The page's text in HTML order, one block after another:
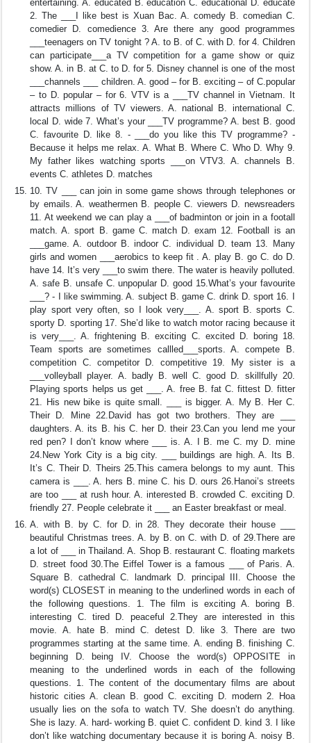
entertaining. A. educated B. education C. educational D. educate
2. The ___I like best is Xuan Bac. A. comedy B. comedian C.
comedier D. comedience 3. Are there any good programmes
___teenagers on TV tonight ? A. to B. of C. with D. for 4. Children
can participate___a TV competition for a game show or quiz
show. A. in B. at C. to D. for 5. Disney channel is one of the most
___channels ___ children. A. good – for B. exciting – of C.popular
– to D. popular – for 6. VTV is a ___TV channel in Vietnam. It
attracts millions of TV viewers. A. national B. international C.
local D. wide 7. What’s your ___TV programme? A. best B. good
C. favourite D. like 8. - ___do you like this TV programme? -
Because it helps me relax. A. What B. Where C. Who D. Why 9.
My father likes watching sports ___on VTV3. A. channels B.
events C. athletes D. matches
10. TV ___ can join in some game shows through telephones or
by emails. A. weathermen B. people C. viewers D. newsreaders
11. At weekend we can play a ___of badminton or join in a footall
match. A. sport B. game C. match D. exam 12. Football is an
___game. A. outdoor B. indoor C. individual D. team 13. Many
girls and women ___aerobics to keep fit . A. play B. go C. do D.
have 14. It’s very ___to swim there. The water is heavily polluted.
A. safe B. unsafe C. unpopular D. good 15.What’s your favourite
___? - I like swimming. A. subject B. game C. drink D. sport 16. I
play sport very often, so I look very___. A. sport B. sports C.
sporty D. sporting 17. She’d like to watch motor racing because it
is very___. A. frightening B. exciting C. excited D. boring 18.
Team sports are sometimes callled___sports. A. compete B.
competition C. competitor D. competitive 19. My sister is a
___volleyball player. A. badly B. well C. good D. skillfully 20.
Playing sports helps us get ___. A. free B. fat C. fittest D. fitter
21. His new bike is quite small. ___ is bigger. A. My B. Her C.
Their D. Mine 22.David has got two brothers. They are ___
daughters. A. its B. his C. her D. their 23.Can you lend me your
red pen? I don’t know where ___ is. A. I B. me C. my D. mine
24.New York City is a big city. ___ buildings are high. A. Its B.
It’s C. Their D. Theirs 25.This camera belongs to my aunt. This
camera is ___. A. hers B. mine C. his D. ours 26.Hanoi’s streets
are too ___ at rush hour. A. interested B. crowded C. exciting D.
friendly 27. People celebrate it ___ an Easter breakfast or meal.
A. with B. by C. for D. in 28. They decorate their house ___
beautiful Christmas trees. A. by B. on C. with D. of 29.There are
a lot of ___ in Thailand. A. Shop B. restaurant C. floating markets
D. street food 30.The Eiffel Tower is a famous ___ of Paris. A.
Square B. cathedral C. landmark D. principal III. Choose the
word(s) CLOSEST in meaning to the underlined words in each of
the following questions. 1. The film is exciting A. boring B.
interesting C. tired D. peaceful 2.They are interested in this
movie. A. hate B. mind C. detest D. like 3. There are two
programmes starting at the same time. A. ending B. finishing C.
beginning D. being IV. Choose the word(s) OPPOSITE in
meaning to the underlined words in each of the following
questions. 1. The content of the documentary films are about
historic cities A. clean B. good C. exciting D. modern 2. Hoa
usually lies on the sofa to watch TV. She doesn’t do anything.
She is lazy. A. hard- working B. quiet C. confident D. kind 3. I like
don’t like watching documentary because it is boring A. noisy B.